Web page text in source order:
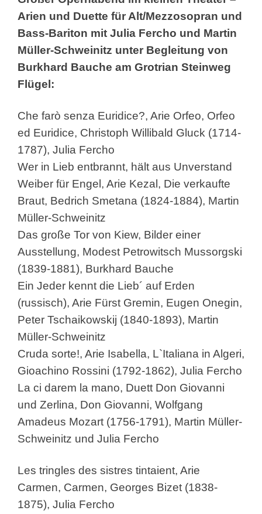
Arien und Duette für Alt/Mezzosopran und
Bass-Bariton mit Julia Fercho und Martin
Müller-Schweinitz unter Begleitung von
Burkhard Bauche am Grotrian Steinweg
Flügel:
Che farò senza Euridice?, Arie Orfeo, Orfeo
ed Euridice, Christoph Willibald Gluck (1714-
1787), Julia Fercho
Wer in Lieb entbrannt, hält aus Unverstand
Weiber für Engel, Arie Kezal, Die verkaufte
Braut, Bedrich Smetana (1824-1884), Martin
Müller-Schweinitz
Das große Tor von Kiew, Bilder einer
Ausstellung, Modest Petrowitsch Mussorgski
(1839-1881), Burkhard Bauche
Ein Jeder kennt die Lieb´ auf Erden
(russisch), Arie Fürst Gremin, Eugen Onegin,
Peter Tschaikowskij (1840-1893), Martin
Müller-Schweinitz
Cruda sorte!, Arie Isabella, L`Italiana in Algeri,
Gioachino Rossini (1792-1862), Julia Fercho
La ci darem la mano, Duett Don Giovanni
und Zerlina, Don Giovanni, Wolfgang
Amadeus Mozart (1756-1791), Martin Müller-
Schweinitz und Julia Fercho
Les tringles des sistres tintaient, Arie
Carmen, Carmen, Georges Bizet (1838-
1875), Julia Fercho